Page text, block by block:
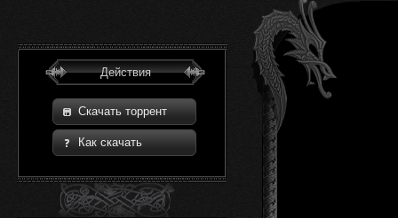
Действия
Скачать торрент
Как скачать